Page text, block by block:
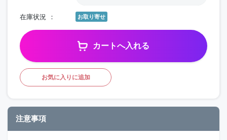
在庫状況 お取り寄せ
カートへ入れる
お気に入りに追加
注意事項